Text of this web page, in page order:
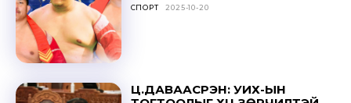
СПОРТ 2025-10-20
Ц.ДАВААСҮРЭН: УИХ-ЫН